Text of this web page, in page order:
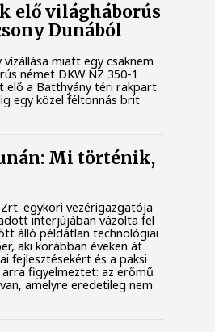
elő világháborús
Dunából
miatt egy csaknem
német DKW NZ 350-1
elő a Batthyány téri rakpart
egy közel féltonnás brit
Mi történik,
egykori vezérigazgatója
interjújában vázolta fel
álló példátlan technológiai
aki korábban éveken át
fejlesztésekért és a paksi
figyelmeztet: az erőmű
amelyre eredetileg nem